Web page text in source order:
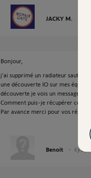
JACKY M.
Bonjour,
j'ai supprimé un radiateur sauter
une découverte IO sur mes
découverte je vois un message
Comment puis-je récupérer ce
Par avance merci pour vos
Benoit il y a